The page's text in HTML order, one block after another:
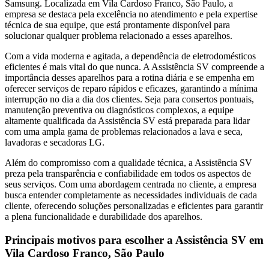
Samsung. Localizada em Vila Cardoso Franco, São Paulo, a
empresa se destaca pela excelência no atendimento e pela expertise
técnica de sua equipe, que está prontamente disponível para
solucionar qualquer problema relacionado a esses aparelhos.
Com a vida moderna e agitada, a dependência de eletrodomésticos
eficientes é mais vital do que nunca. A Assistência SV compreende a
importância desses aparelhos para a rotina diária e se empenha em
oferecer serviços de reparo rápidos e eficazes, garantindo a mínima
interrupção no dia a dia dos clientes. Seja para consertos pontuais,
manutenção preventiva ou diagnósticos complexos, a equipe
altamente qualificada da Assistência SV está preparada para lidar
com uma ampla gama de problemas relacionados a lava e seca,
lavadoras e secadoras LG.
Além do compromisso com a qualidade técnica, a Assistência SV
preza pela transparência e confiabilidade em todos os aspectos de
seus serviços. Com uma abordagem centrada no cliente, a empresa
busca entender completamente as necessidades individuais de cada
cliente, oferecendo soluções personalizadas e eficientes para garantir
a plena funcionalidade e durabilidade dos aparelhos.
Principais motivos para escolher a Assistência SV em
Vila Cardoso Franco, São Paulo